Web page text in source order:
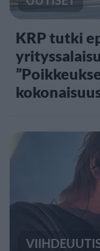
KRP tutki